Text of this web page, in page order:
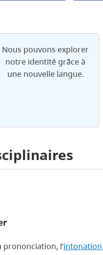
Nous pouvons explorer
notre identité grâce à
une nouvelle langue.
prononciation, l’